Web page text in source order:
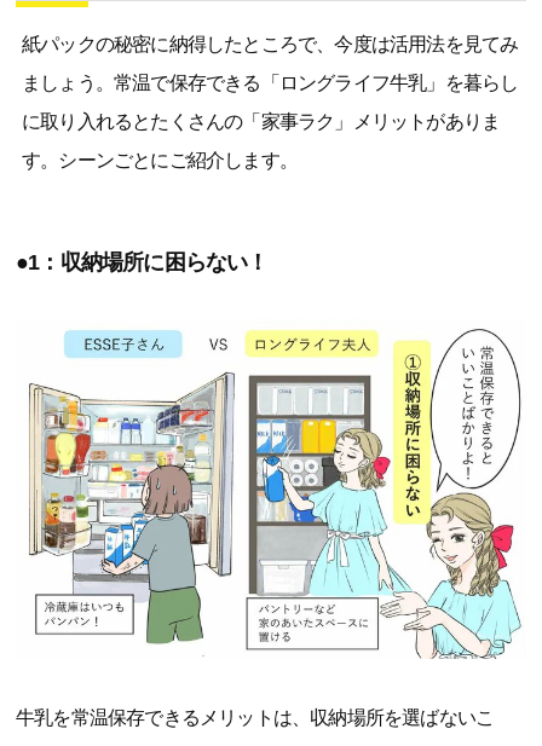
紙パックの秘密に納得したところで、今度は活用法を見てみ
ましょう。常温で保存できる「ロングライフ牛乳」を暮らし
に取り入れるとたくさんの「家事ラク」メリットがありま
す。シーンごとにご紹介します。
●1：収納場所に困らない！
牛乳を常温保存できるメリットは、収納場所を選ばないこ